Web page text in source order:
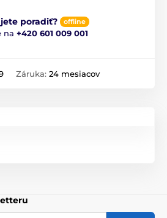
poradiť? offline
na +420 601 009 001
Záruka: 24 mesiacov